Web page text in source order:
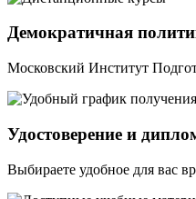
Демократичная
Московский Институт
Удостоверение и
Выбираете удобное для вас